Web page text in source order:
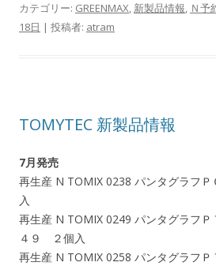
カテゴリー: GREENMAX, 新製品情報, Ｎ予
18日 | 投稿者: atram
TOMYTEC 新製品情報
7月発売
再生産 N TOMIX 0238 パンタグラフ
入
再生産 N TOMIX 0249 パンタグラフ
４９ ２個入
再生産 N TOMIX 0258 パンタグラフ